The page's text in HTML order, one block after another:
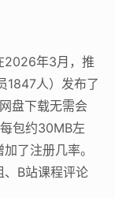
2026年3月，推
1847人）发布了
盘下载无需会
包约30MB左
了注册几率。
、B站课程评论